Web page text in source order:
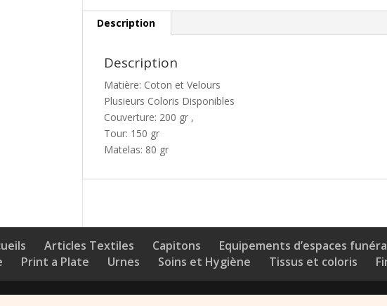
Description
Description
Matière: Coton et Velours
Plusieurs Coloris Disponibles
Couverture: 200 gr ,
Tour: 150 gr
Matelas: 80 gr
Articles Textiles Capitons Equipements d’espaces
Print a Plate Urnes Soins et Hygiène Tissus et coloris